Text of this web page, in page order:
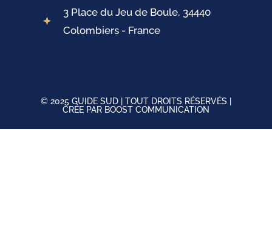
3 Place du Jeu de Boule, 34440
Colombiers - France
© 2025 GUIDE SUD | TOUT DROITS RÉSERVÉS |
CRÉE PAR BOOST COMMUNICATION